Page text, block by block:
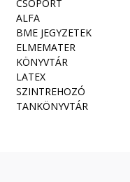
CSOPORT
ALFA
BME JEGYZETEK
ELMEMATER
KÖNYVTÁR
LATEX
SZINTREHOZÓ
TANKÖNYVTÁR